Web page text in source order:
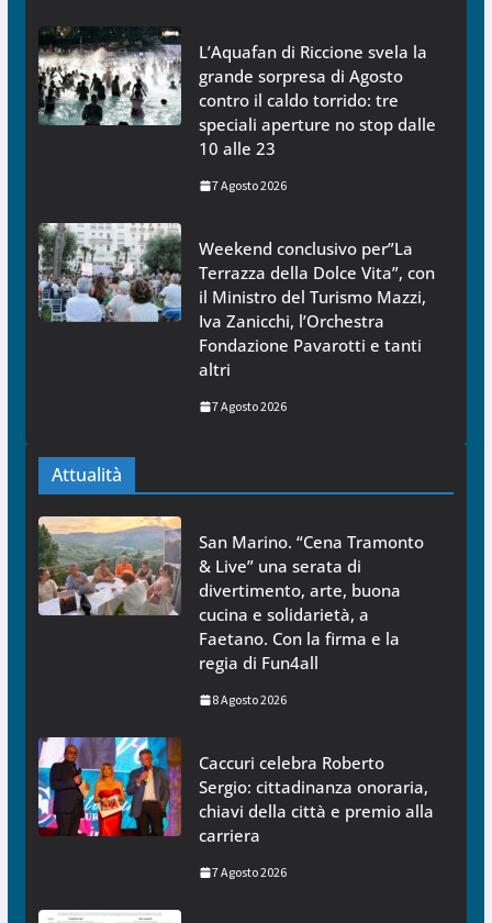
L’Aquafan di Riccione svela la
grande sorpresa di Agosto
contro il caldo torrido: tre
speciali aperture no stop dalle
10 alle 23
7 Agosto 2026
Weekend conclusivo per”La
Terrazza della Dolce Vita”, con
il Ministro del Turismo Mazzi,
Iva Zanicchi, l’Orchestra
Fondazione Pavarotti e tanti
altri
7 Agosto 2026
Attualità
San Marino. “Cena Tramonto
& Live” una serata di
divertimento, arte, buona
cucina e solidarietà, a
Faetano. Con la firma e la
regia di Fun4all
8 Agosto 2026
Caccuri celebra Roberto
Sergio: cittadinanza onoraria,
chiavi della città e premio alla
carriera
7 Agosto 2026